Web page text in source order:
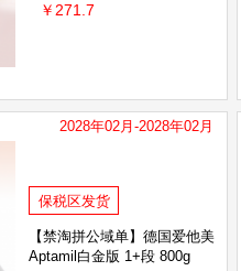
￥271.7
2028年02月-2028年02月
保税区发货
【禁淘拼公域单】德国爱他美
Aptamil白金版 1+段 800g